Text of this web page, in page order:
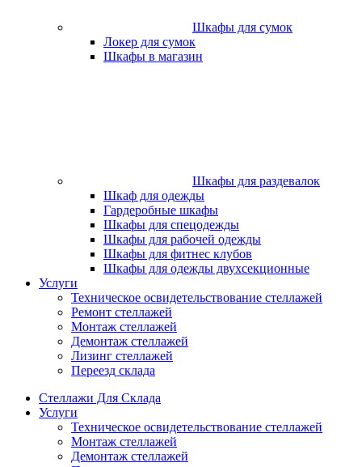
Шкафы для сумок
Локер для сумок
Шкафы в магазин
Шкафы для раздевалок
Шкаф для одежды
Гардеробные шкафы
Шкафы для спецодежды
Шкафы для рабочей одежды
Шкафы для фитнес клубов
Шкафы для одежды двухсекционные
Услуги
Техническое освидетельствование стеллажей
Ремонт стеллажей
Монтаж стеллажей
Демонтаж стеллажей
Лизинг стеллажей
Переезд склада
Стеллажи Для Склада
Услуги
Техническое освидетельствование стеллажей
Монтаж стеллажей
Демонтаж стеллажей